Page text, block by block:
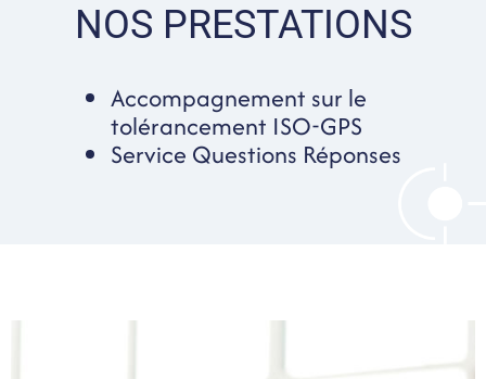
NOS PRESTATIONS
Accompagnement sur le
tolérancement ISO-GPS
Service Questions Réponses